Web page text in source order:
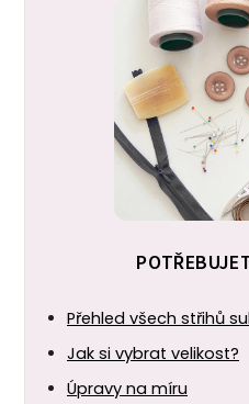
Přehled všech střihů
Jak si vybrat velikost?
Úpravy na míru